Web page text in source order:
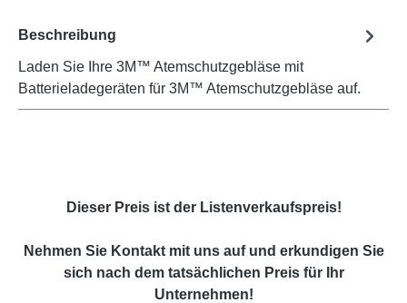
Beschreibung
Laden Sie Ihre 3M™ Atemschutzgebläse mit
Batterieladegeräten für 3M™ Atemschutzgebläse auf.
Dieser Preis ist der Listenverkaufspreis!
Nehmen Sie Kontakt mit uns auf und erkundigen Sie
sich nach dem tatsächlichen Preis für Ihr
Unternehmen!